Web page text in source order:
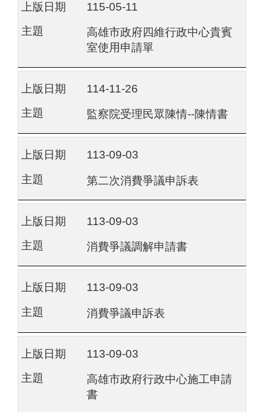
115-05-11
高雄市政府四維行政中心貴賓
室使用申請單
114-11-26
監察院受理民眾陳情--陳情書
113-09-03
第二次消費爭議申訴表
113-09-03
消費爭議調解申請書
113-09-03
消費爭議申訴表
113-09-03
高雄市政府行政中心施工申請
書